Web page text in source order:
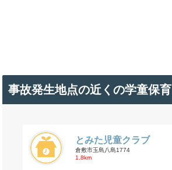
事故発生地点の近くの学童保育
とみた児童クラブ
倉敷市玉島八島1774
1.8km